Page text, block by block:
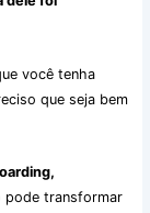
você tenha
que seja bem
pode transformar